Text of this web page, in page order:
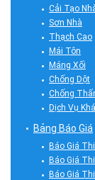
Cải Tạo
Sơn Nhà
Thạch Cao
Mái Tôn
Máng Xối
Chống Dột
Chống
Dịch Vụ
Bảng Báo Giá
Báo Giá
Báo Giá
Báo Giá